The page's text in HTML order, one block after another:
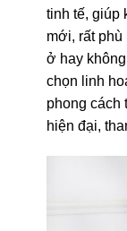
tinh tế, giúp
mới, rất
ở hay
chọn linh
phong cách
hiện đại,